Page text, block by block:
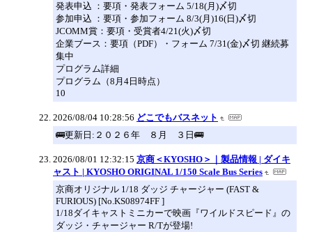
発表申込 ：要項・発表フォーム 5/18(月)〆切
参加申込 ：要項・参加フォーム 8/3(月)16(日)〆切
JCOMM賞：要項・受賞者4/21(火)〆切
企業ブース：要項（PDF）・フォーム 7/31(金)〆切 継続募
集中
プログラム詳細
プログラム（8月4日時点）
10
2026/08/04 10:28:56 どこでもバスネット
🚌更新日:２０２６年 ８月 ３日🚌
2026/08/01 12:32:15 京商＜KYOSHO＞｜製品情報 | ダイキ
ャスト | KYOSHO ORIGINAL 1/150 Scale Bus Series
京商オリジナル 1/18 ダッジ チャージャー (FAST &
FURIOUS) [No.KS08974FF ]
1/18ダイキャストミニカーで映画『ワイルドスピード』の
ダッジ・チャージャー R/Tが登場!